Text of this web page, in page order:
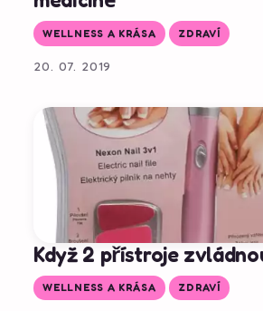
WELLNESS A KRÁSA ZDRAVÍ
20. 07. 2019
Když 2 přístroje
WELLNESS A KRÁSA ZDRAVÍ